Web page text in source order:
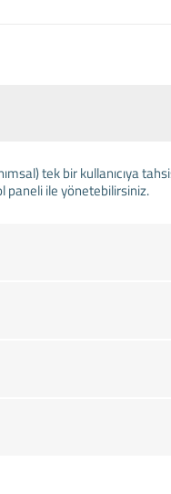
tek bir kullanıcıya
paneli ile yönetebilirsiniz.